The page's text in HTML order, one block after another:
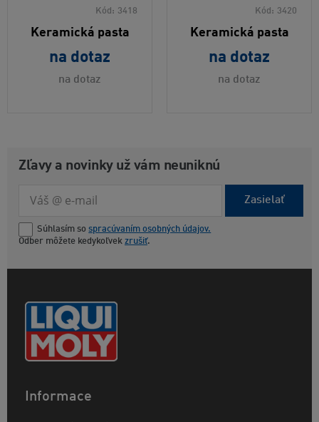
Kód: 3418
Keramická pasta
na dotaz
na dotaz
Kód: 3420
Keramická pasta
na dotaz
na dotaz
Zľavy a novinky už vám neuniknú
Zasielať
Súhlasím so spracúvaním osobných údajov.
Odber môžete kedykoľvek zrušiť.
Informace